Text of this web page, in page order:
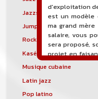
Jazzstep
Jump blues
Rock canadien
Kasékò
Musique cubaine
Latin jazz
Pop latino
d'exploitation
est un modèle
ma grand
salaire, vous
sera proposé,
projet en
de financer
de
une campagne